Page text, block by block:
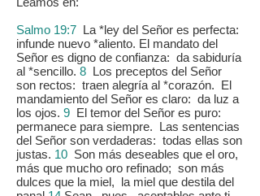
Salmo 19:7 La *ley del Señor es perfecta:
infunde nuevo *aliento. El mandato del
Señor es digno de confianza: da sabiduría
al *sencillo. 8 Los preceptos del Señor
son rectos: traen alegría al *corazón. El
mandamiento del Señor es claro: da luz a
los ojos. 9 El temor del Señor es puro:
permanece para siempre. Las sentencias
del Señor son verdaderas: todas ellas son
justas. 10 Son más deseables que el oro,
más que mucho oro refinado; son más
dulces que la miel, la miel que destila del